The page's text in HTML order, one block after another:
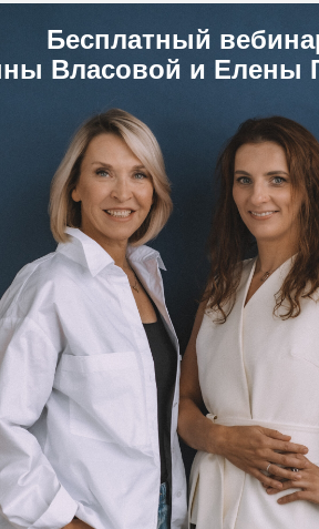
Бесплатный
Власовой и Елены